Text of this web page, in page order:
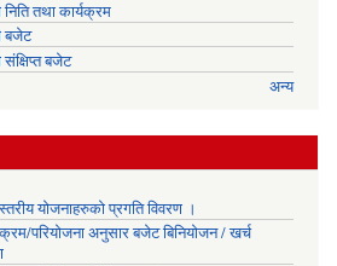
तथा कार्यक्रम
बजेट
बजेट
अन्य
योजनाहरुको प्रगति विवरण ।
परियोजना अनुसार बजेट बिनियोजन / खर्च